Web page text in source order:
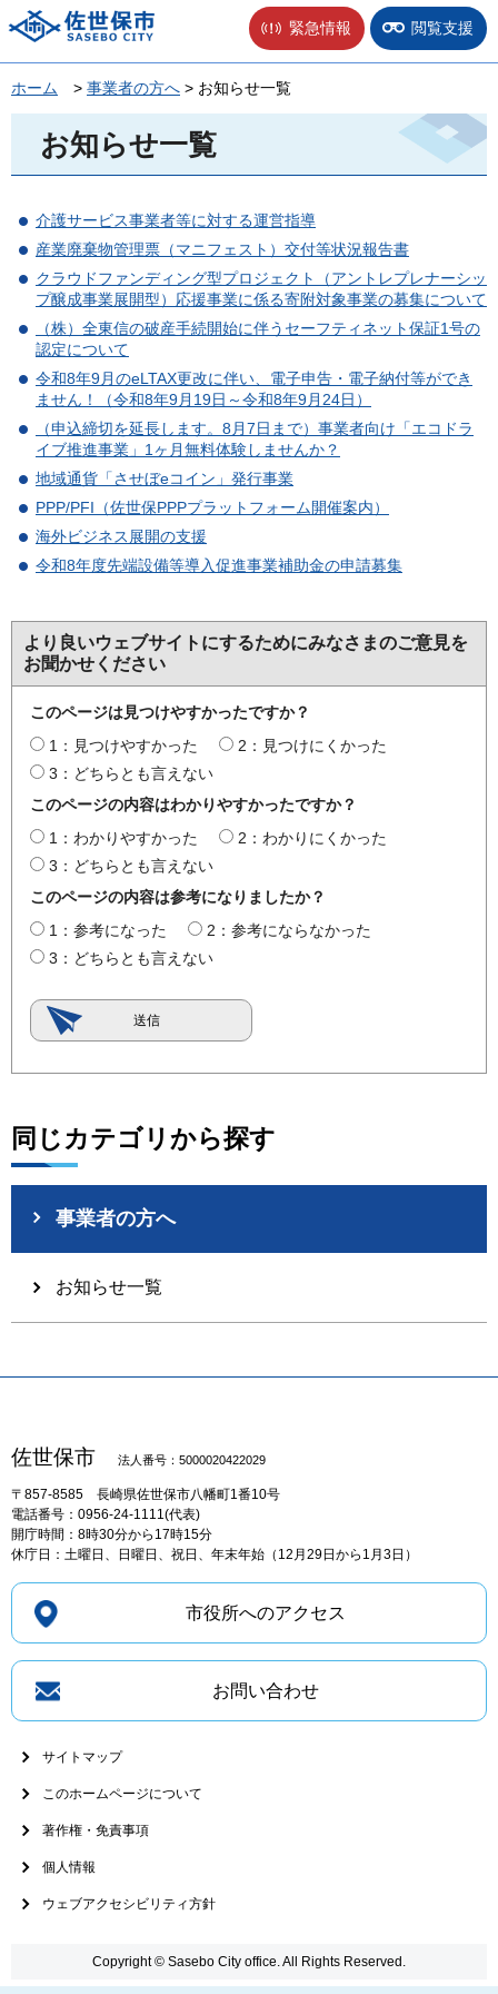
佐世保市 緊急情報 閲覧支援
ホーム > 事業者の方へ > お知らせ一覧
お知らせ一覧
介護サービス事業者等に対する運営指導
産業廃棄物管理票（マニフェスト）交付等状況報告書
クラウドファンディング型プロジェクト（アントレプレナーシッ
プ醸成事業展開型）応援事業に係る寄附対象事業の募集について
（株）全東信の破産手続開始に伴うセーフティネット保証1号の
認定について
令和8年9月のeLTAX更改に伴い、電子申告・電子納付等ができ
ません！（令和8年9月19日～令和8年9月24日）
（申込締切を延長します。8月7日まで）事業者向け「エコドラ
イブ推進事業」1ヶ月無料体験しませんか？
地域通貨「させぼeコイン」発行事業
PPP/PFI（佐世保PPPプラットフォーム開催案内）
海外ビジネス展開の支援
令和8年度先端設備等導入促進事業補助金の申請募集
より良いウェブサイトにするためにみなさまのご意見を
お聞かせください
このページは見つけやすかったですか？
1：見つけやすかった
2：見つけにくかった
3：どちらとも言えない
このページの内容はわかりやすかったですか？
1：わかりやすかった
2：わかりにくかった
3：どちらとも言えない
このページの内容は参考になりましたか？
1：参考になった
2：参考にならなかった
3：どちらとも言えない
同じカテゴリから探す
事業者の方へ
お知らせ一覧
佐世保市 法人番号：5000020422029
〒857-8585 長崎県佐世保市八幡町1番10号
電話番号：0956-24-1111(代表)
開庁時間：8時30分から17時15分
休庁日：土曜日、日曜日、祝日、年末年始（12月29日から1月3日）
市役所へのアクセス
お問い合わせ
サイトマップ
このホームページについて
著作権・免責事項
個人情報
ウェブアクセシビリティ方針
Copyright © Sasebo City office. All Rights Reserved.